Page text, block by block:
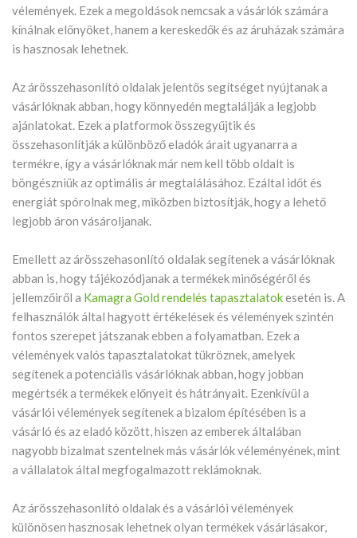
vélemények. Ezek a megoldások nemcsak a vásárlók számára
kínálnak előnyöket, hanem a kereskedők és az áruházak számára
is hasznosak lehetnek.
Az árösszehasonlító oldalak jelentős segítséget nyújtanak a
vásárlóknak abban, hogy könnyedén megtalálják a legjobb
ajánlatokat. Ezek a platformok összegyűjtik és
összehasonlítják a különböző eladók árait ugyanarra a
termékre, így a vásárlóknak már nem kell több oldalt is
böngészniük az optimális ár megtalálásához. Ezáltal időt és
energiát spórolnak meg, miközben biztosítják, hogy a lehető
legjobb áron vásároljanak.
Emellett az árösszehasonlító oldalak segítenek a vásárlóknak
abban is, hogy tájékozódjanak a termékek minőségéről és
jellemzőiről a Kamagra Gold rendelés tapasztalatokesetén is. A
felhasználók által hagyott értékelések és vélemények szintén
fontos szerepet játszanak ebben a folyamatban. Ezek a
vélemények valós tapasztalatokat tükröznek, amelyek
segítenek a potenciális vásárlóknak abban, hogy jobban
megértsék a termékek előnyeit és hátrányait. Ezenkívül a
vásárlói vélemények segítenek a bizalom építésében is a
vásárló és az eladó között, hiszen az emberek általában
nagyobb bizalmat szentelnek más vásárlók véleményének, mint
a vállalatok által megfogalmazott reklámoknak.
Az árösszehasonlító oldalak és a vásárlói vélemények
különösen hasznosak lehetnek olyan termékek vásárlásakor,